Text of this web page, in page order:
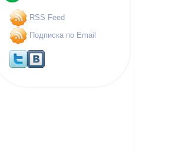
RSS Feed
Подписка по Email